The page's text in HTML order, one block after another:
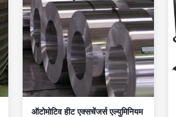
ऑटोमोटिव हीट एक्सचेंजर्स एल्युमिनियम